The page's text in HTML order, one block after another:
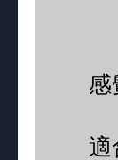
感
適